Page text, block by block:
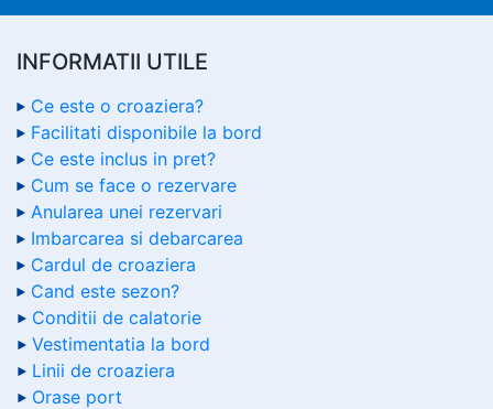
INFORMATII UTILE
Ce este o croaziera?
Facilitati disponibile la bord
Ce este inclus in pret?
Cum se face o rezervare
Anularea unei rezervari
Imbarcarea si debarcarea
Cardul de croaziera
Cand este sezon?
Conditii de calatorie
Vestimentatia la bord
Linii de croaziera
Orase port